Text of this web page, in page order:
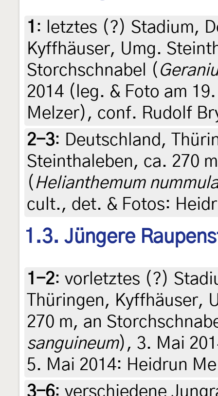
1 :
letztes (?) Stadium,
Kyffhäuser, Umg.
Storchschnabel (
2014 (leg. & Foto am
Melzer), conf. Rudolf
2-3: Deutschland,
Steinthaleben, ca. 270
( Helianthemum
cult., det. & Fotos:
1.3. Jüngere
1-2: vorletztes (?)
Thüringen, Kyffhäuser,
270 m, an
sanguineum), 3. Mai
5. Mai 2014: Heidrun
3-6: verschiedene